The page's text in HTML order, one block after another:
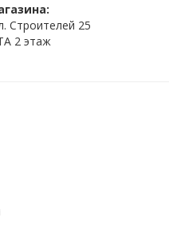
Строителей 25
2 этаж